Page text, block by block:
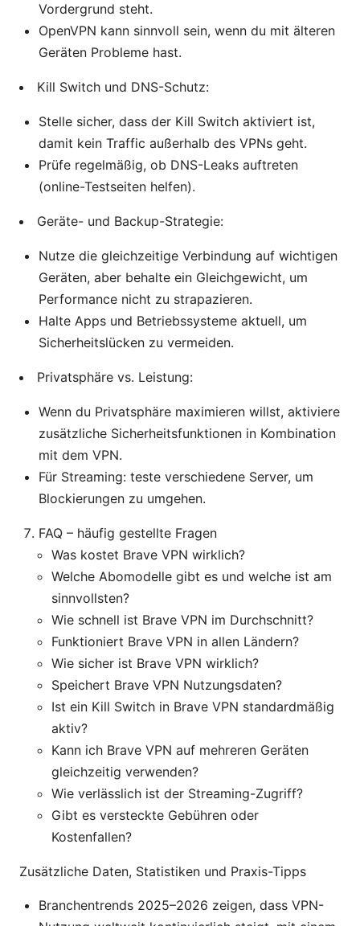
Vordergrund steht.
OpenVPN kann sinnvoll sein, wenn du mit älteren
Geräten Probleme hast.
Kill Switch und DNS-Schutz:
Stelle sicher, dass der Kill Switch aktiviert ist,
damit kein Traffic außerhalb des VPNs geht.
Prüfe regelmäßig, ob DNS-Leaks auftreten
(online-Testseiten helfen).
Geräte- und Backup-Strategie:
Nutze die gleichzeitige Verbindung auf wichtigen
Geräten, aber behalte ein Gleichgewicht, um
Performance nicht zu strapazieren.
Halte Apps und Betriebssysteme aktuell, um
Sicherheitslücken zu vermeiden.
Privatsphäre vs. Leistung:
Wenn du Privatsphäre maximieren willst, aktiviere
zusätzliche Sicherheitsfunktionen in Kombination
mit dem VPN.
Für Streaming: teste verschiedene Server, um
Blockierungen zu umgehen.
FAQ – häufig gestellte Fragen
Was kostet Brave VPN wirklich?
Welche Abomodelle gibt es und welche ist am
sinnvollsten?
Wie schnell ist Brave VPN im Durchschnitt?
Funktioniert Brave VPN in allen Ländern?
Wie sicher ist Brave VPN wirklich?
Speichert Brave VPN Nutzungsdaten?
Ist ein Kill Switch in Brave VPN standardmäßig
aktiv?
Kann ich Brave VPN auf mehreren Geräten
gleichzeitig verwenden?
Wie verlässlich ist der Streaming-Zugriff?
Gibt es versteckte Gebühren oder
Kostenfallen?
Zusätzliche Daten, Statistiken und Praxis-Tipps
Branchentrends 2025–2026 zeigen, dass VPN-